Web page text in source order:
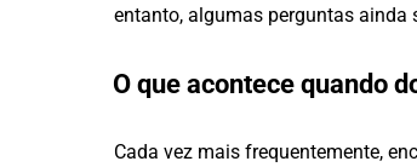
entanto, algumas perguntas ainda
O que acontece quando
Cada vez mais frequentemente,